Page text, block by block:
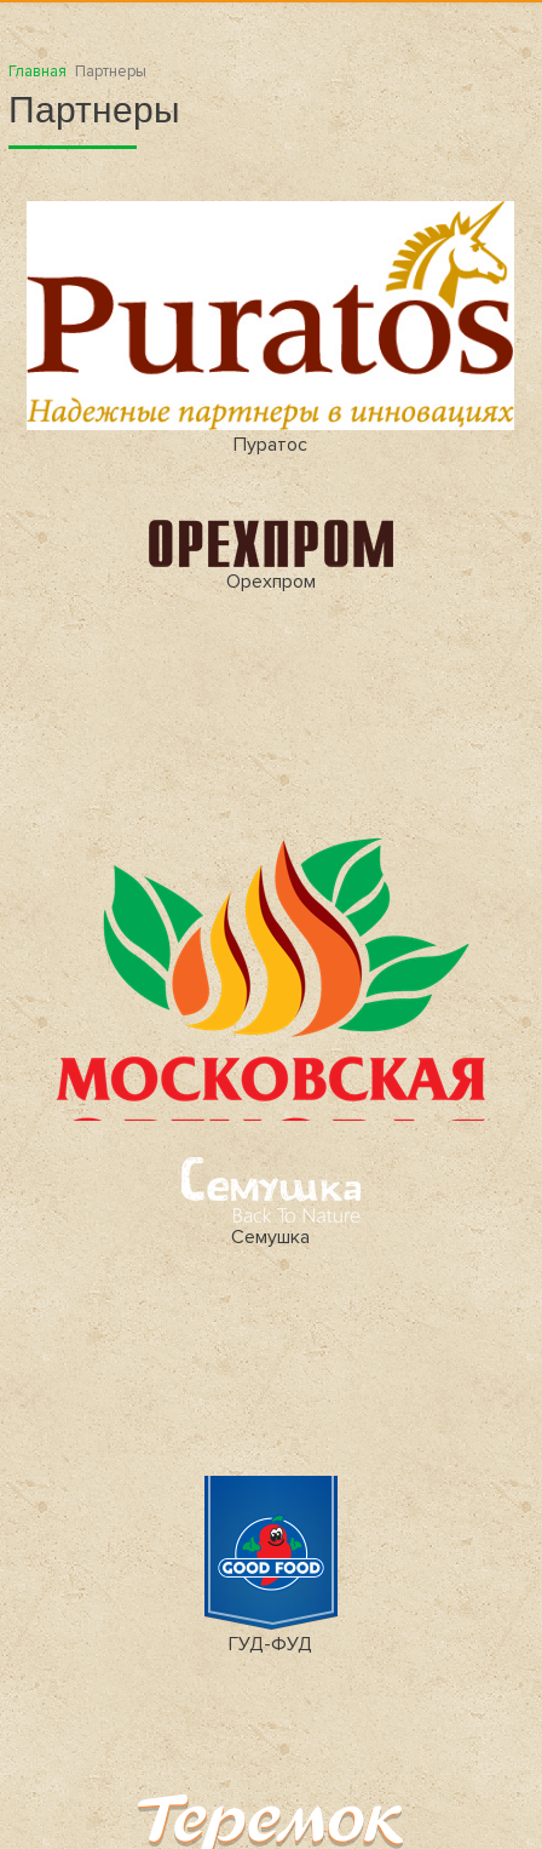
Главная Партнеры
Партнеры
Пуратос
Орехпром
Московская ореховая компания
Семушка
ГУД-ФУД